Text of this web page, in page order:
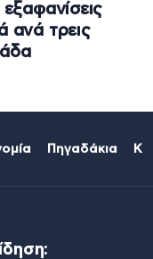
ανά τρεις
Πηγαδάκια